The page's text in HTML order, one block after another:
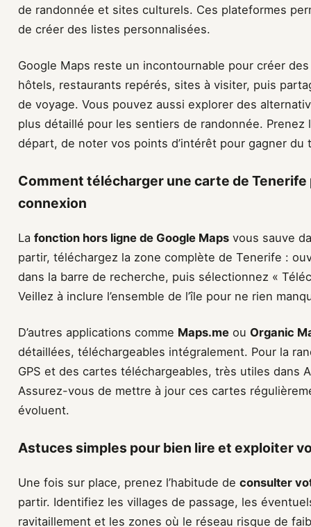
de randonnée et sites culturels. Ces plateformes
de créer des listes personnalisées.
Google Maps reste un incontournable pour créer
hôtels, restaurants repérés, sites à visiter, puis
de voyage. Vous pouvez aussi explorer des
plus détaillé pour les sentiers de randonnée.
départ, de noter vos points d’intérêt pour gagner du
Comment télécharger une carte de
connexion
La fonction hors ligne de Google Maps vous sauve
partir, téléchargez la zone complète de Tenerife :
dans la barre de recherche, puis sélectionnez «
Veillez à inclure l’ensemble de l’île pour ne rien
D’autres applications comme Maps.me ou Organic
détaillées, téléchargeables intégralement. Pour la
GPS et des cartes téléchargeables, très utiles dans
Assurez-vous de mettre à jour ces cartes
évoluent.
Astuces simples pour bien lire et exploiter
Une fois sur place, prenez l’habitude de consulter
partir. Identifiez les villages de passage, les
ravitaillement et les zones où le réseau risque de